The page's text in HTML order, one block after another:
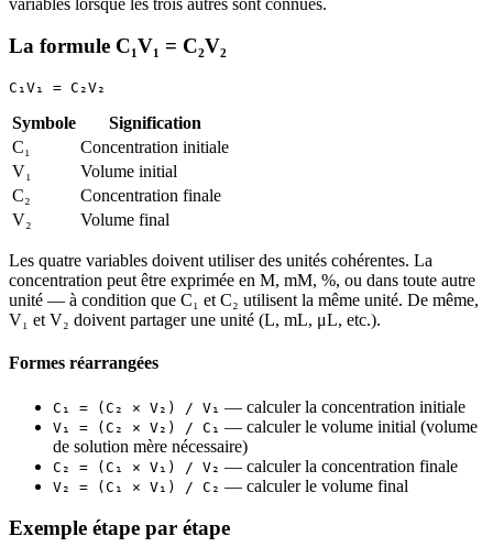
La formule C₁V₁ = C₂V₂
Symbole
Signification
C₁
Concentration initiale
V₁
Volume initial
C₂
Concentration finale
V₂
Volume final
Les quatre variables doivent utiliser des unités cohérentes. La
concentration peut être exprimée en M, mM, %, ou dans toute autre
unité — à condition que C₁ et C₂ utilisent la même unité. De même,
V₁ et V₂ doivent partager une unité (L, mL, μL, etc.).
Formes réarrangées
C₁ = (C₂ × V₂) / V₁ — calculer la concentration initiale
V₁ = (C₂ × V₂) / C₁ — calculer le volume initial (volume
de solution mère nécessaire)
C₂ = (C₁ × V₁) / V₂ — calculer la concentration finale
V₂ = (C₁ × V₁) / C₂ — calculer le volume final
Exemple étape par étape